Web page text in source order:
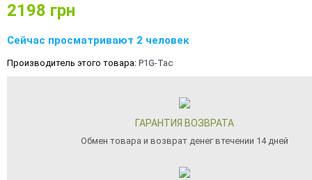
2198 грн
Сейчас просматривают 2 человек
Производитель этого товара: P1G-Tac
ГАРАНТИЯ ВОЗВРАТА
Обмен товара и возврат денег втечении 14 дней